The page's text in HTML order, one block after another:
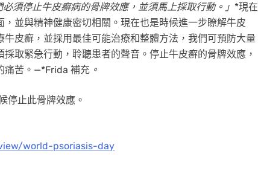
必須停止牛皮癬病的骨牌效應，並須馬上採取行動。」 *現在
並與精神健康密切相關。現在也是時候進一步瞭解牛皮
皮癬，並採用最佳可能治療和整體方法，我們可預防大量
取緊急行動，聆聽患者的聲音。停止牛皮癬的骨牌效應，
痛苦。—*Frida 補充 。
停止此骨牌效應。
world-psoriasis-day